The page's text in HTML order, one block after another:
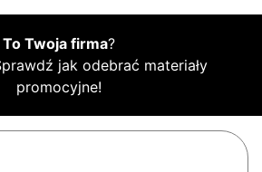
To Twoja firma?
jak odebrać materiały
promocyjne!